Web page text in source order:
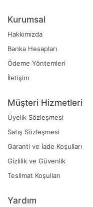
Kurumsal
Hakkımızda
Banka Hesapları
Ödeme Yöntemleri
İletişim
Müşteri Hizmetleri
Üyelik Sözleşmesi
Satış Sözleşmesi
Garanti ve İade Koşulları
Gizlilik ve Güvenlik
Teslimat Koşulları
Yardım